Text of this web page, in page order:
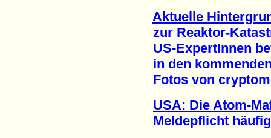
Aktuelle
zur Reaktor-
US-ExpertInnen
in den kommenden
Fotos von
USA: Die Atom-
Meldepflicht häufig